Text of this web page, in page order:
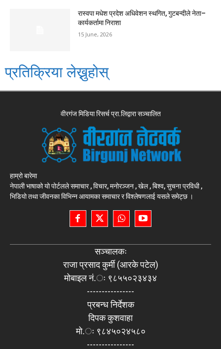
रास्वपा मधेश प्रदेश अधिवेशन स्थगित, गुटबन्दीले नेता–
कार्यकर्तामा निराशा
15 June, 2026
प्रतिक्रिया लेख्नुहोस्
वीरगंज मिडिया रिसर्च प्रा.लिद्वारा सञ्चालित
हाम्रो बारेमा
नेपाली भाषाको यो पोर्टलले समाचार , विचार, मनोरञ्जन , खेल , बिश्व, सुचना प्रविधी ,
भिडियो तथा जीवनका विभिन्न आयामका समाचार र विश्लेषणलाई यसले समेट्छ ।
सञ्चालकः
राजा प्रसाद कुर्मी (आरके पटेल)
मोबाइल नं.ः ९८५५०२३४३४
----------------
प्रबन्ध निर्देशक
दिपक कुशवाहा
मो.ः ९८४५०२४५८०
----------------